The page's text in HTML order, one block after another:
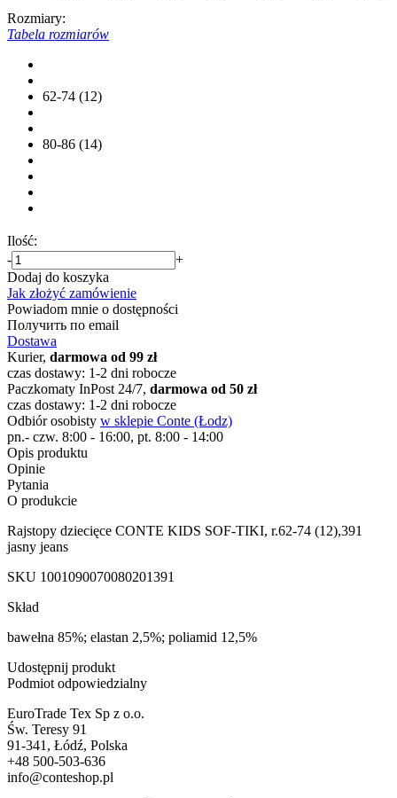
Rozmiary:
Tabela rozmiarów
62-74 (12)
80-86 (14)
Ilość:
-
+
Dodaj do koszyka
Jak złożyć zamówienie
Powiadom mnie o dostępności
Получить по email
Dostawa
Kurier, darmowa od 99 zł
czas dostawy: 1-2 dni robocze
Paczkomaty InPost 24/7, darmowa od 50 zł
czas dostawy: 1-2 dni robocze
Odbiór osobisty w sklepie Conte (Łodz)
pn.- czw. 8:00 - 16:00, pt. 8:00 - 14:00
Opis produktu
Opinie
Pytania
O produkcie
Rajstopy dziecięce CONTE KIDS SOF-TIKI, r.62-74 (12),391
jasny jeans
SKU 1001090070080201391
Skład
bawełna 85%; elastan 2,5%; poliamid 12,5%
Udostępnij produkt
Podmiot odpowiedzialny
EuroTrade Tex Sp z o.o.
Św. Teresy 91
91-341, Łódź, Polska
+48 500-503-636
info@conteshop.pl